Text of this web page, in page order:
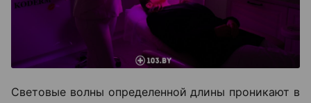
Световые волны определенной длины проникают в